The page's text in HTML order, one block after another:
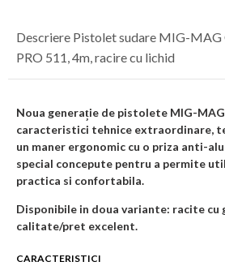
Descriere Pistolet sudare MIG-MAG
PRO 511, 4m, racire cu lichid
Noua generație de pistolete MIG-MAG
caracteristici tehnice extraordinare,
un maner ergonomic cu o priza anti-
special concepute pentru a permite
practica si confortabila.
Disponibile in doua variante: racite cu
calitate/pret excelent.
CARACTERISTICI